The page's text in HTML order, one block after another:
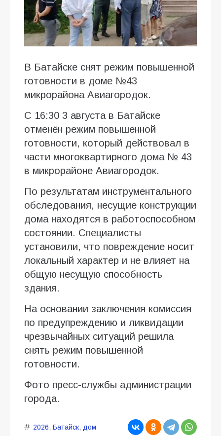
В Батайске снят режим повышенной
готовности в доме №43
микрорайона Авиагородок.
С 16:30 3 августа в Батайске
отменён режим повышенной
готовности, который действовал в
части многоквартирного дома № 43
в микрорайоне Авиагородок.
По результатам инструментального
обследования, несущие конструкции
дома находятся в работоспособном
состоянии. Специалисты
установили, что повреждение носит
локальный характер и не влияет на
общую несущую способность
здания.
На основании заключения комиссия
по предупреждению и ликвидации
чрезвычайных ситуаций решила
снять режим повышенной
готовности.
Фото пресс-службы администрации
города.
2026, Батайск, дом